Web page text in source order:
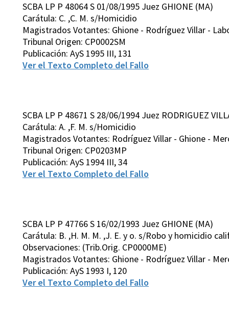
SCBA LP P 48064 S 01/08/1995 Juez GHIONE (MA)
Carátula: C. ,C. M. s/Homicidio
Magistrados Votantes: Ghione - Rodríguez Villar -
Tribunal Origen: CP0002SM
Publicación: AyS 1995 III, 131
Ver el Texto Completo del Fallo
SCBA LP P 48671 S 28/06/1994 Juez RODRIGUEZ
Carátula: A. ,F. M. s/Homicidio
Magistrados Votantes: Rodríguez Villar - Ghione -
Tribunal Origen: CP0203MP
Publicación: AyS 1994 III, 34
Ver el Texto Completo del Fallo
SCBA LP P 47766 S 16/02/1993 Juez GHIONE (MA)
Carátula: B. ,H. M. M. ,J. E. y o. s/Robo y homicidio
Observaciones: (Trib.Orig. CP0000ME)
Magistrados Votantes: Ghione - Rodríguez Villar -
Publicación: AyS 1993 I, 120
Ver el Texto Completo del Fallo